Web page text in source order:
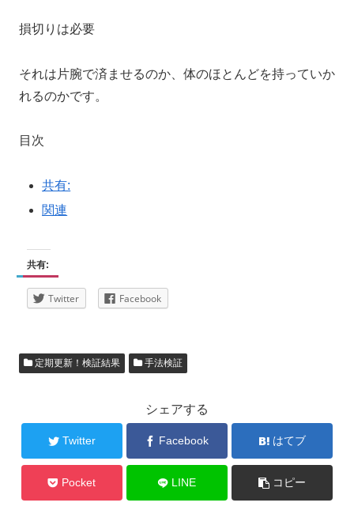
損切りは必要
それは片腕で済ませるのか、体のほとんどを持っていか
れるのかです。
目次
共有:
関連
共有:
Twitter Facebook
定期更新！検証結果 手法検証
シェアする
Twitter Facebook はてブ
Pocket LINE コピー